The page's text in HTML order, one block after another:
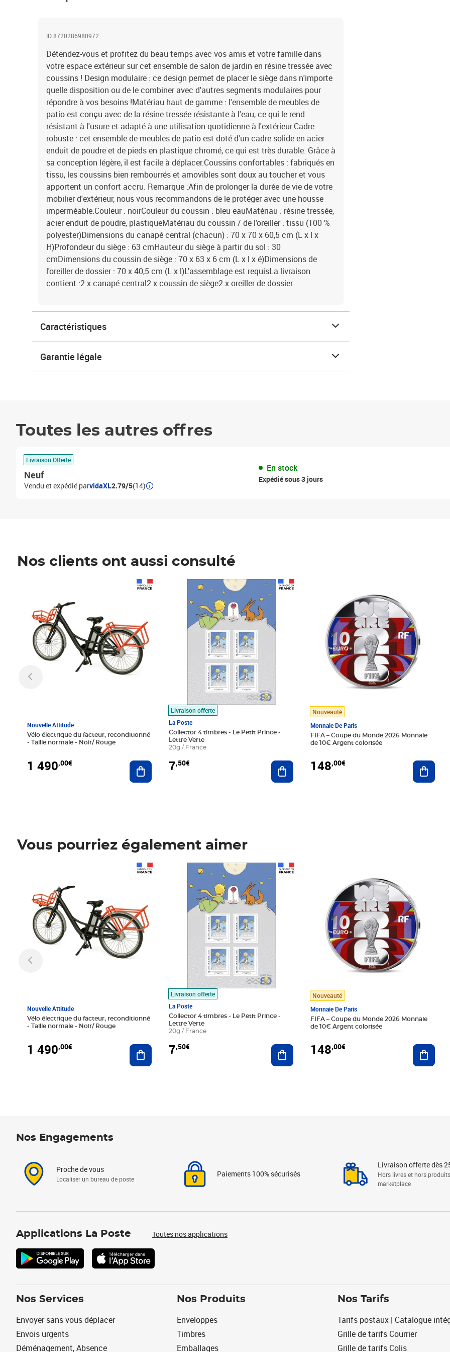
ID 8720286980972
Détendez-vous et profitez du beau temps avec vos amis et votre famille dans
votre espace extérieur sur cet ensemble de salon de jardin en résine tressée avec
coussins ! Design modulaire : ce design permet de placer le siège dans n'importe
quelle disposition ou de le combiner avec d'autres segments modulaires pour
répondre à vos besoins !Matériau haut de gamme : l'ensemble de meubles de
patio est conçu avec de la résine tressée résistante à l'eau, ce qui le rend
résistant à l'usure et adapté à une utilisation quotidienne à l'extérieur.Cadre
robuste : cet ensemble de meubles de patio est doté d'un cadre solide en acier
enduit de poudre et de pieds en plastique chromé, ce qui est très durable. Grâce à
sa conception légère, il est facile à déplacer.Coussins confortables : fabriqués en
tissu, les coussins bien rembourrés et amovibles sont doux au toucher et vous
apportent un confort accru. Remarque :Afin de prolonger la durée de vie de votre
mobilier d'extérieur, nous vous recommandons de le protéger avec une housse
imperméable.Couleur : noirCouleur du coussin : bleu eauMatériau : résine tressée,
acier enduit de poudre, plastiqueMatériau du coussin / de l'oreiller : tissu (100 %
polyester)Dimensions du canapé central (chacun) : 70 x 70 x 60,5 cm (L x l x
H)Profondeur du siège : 63 cmHauteur du siège à partir du sol : 30
cmDimensions du coussin de siège : 70 x 63 x 6 cm (L x l x é)Dimensions de
l'oreiller de dossier : 70 x 40,5 cm (L x l)L'assemblage est requisLa livraison
contient :2 x canapé central2 x coussin de siège2 x oreiller de dossier
Caractéristiques
Garantie légale
Toutes les autres offres
Livraison Offerte
Neuf
Vendu et expédié parvidaXL2.79/5(14)
En stock
Expédié sous 3 jours
Nos clients ont aussi consulté
Nouvelle Attitude
Vélo électrique du facteur, reconditionné
- Taille normale - Noir/ Rouge
1 490,00€ Ajouter au panier
Livraison offerte
La Poste
Collector 4 timbres - Le Petit Prince -
Lettre Verte
20g / France
7,50€
Prix 7,50€
Ajouter au panier
Nouveauté
Monnaie De Paris
FIFA – Coupe du Monde 2026 Monnaie
de 10€ Argent colorisée
148,00€
Vous pourriez également aimer
Nouvelle Attitude
Vélo électrique du facteur, reconditionné
- Taille normale - Noir/ Rouge
1 490,00€ Ajouter au panier
Livraison offerte
La Poste
Collector 4 timbres - Le Petit Prince -
Lettre Verte
20g / France
7,50€
Prix 7,50€
Ajouter au panier
Nouveauté
Monnaie De Paris
FIFA – Coupe du Monde 2026 Monnaie
de 10€ Argent colorisée
148,00€
Nos Engagements
Proche de vous
Localiser un bureau de poste
Paiements 100% sécurisés
Livraison offerte dès
Hors livres et hors produits
marketplace
Applications La Poste Toutes nos applications
Nos Services
Envoyer sans vous déplacer
Envois urgents
Déménagement, Absence
Nos Produits
Enveloppes
Timbres
Emballages
Nos Tarifs
Tarifs postaux | Catalogue
Grille de tarifs Courrier
Grille de tarifs Colis